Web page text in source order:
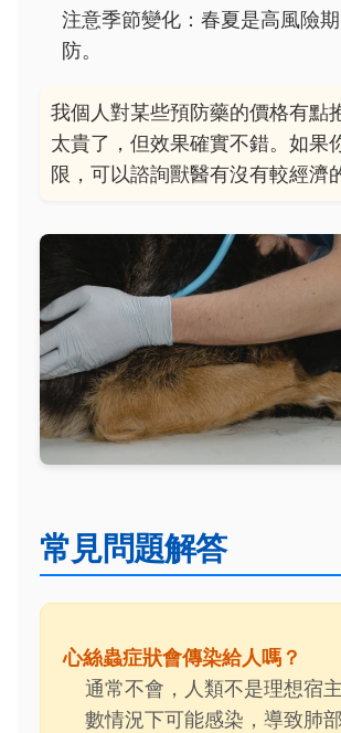
注意季節變化：春夏是高風險
防。
我個人對某些預防藥的價格有點
太貴了，但效果確實不錯。如果
限，可以諮詢獸醫有沒有較經濟
常見問題解答
心絲蟲症狀會傳染給人嗎？
通常不會，人類不是理想宿
數情況下可能感染，導致肺